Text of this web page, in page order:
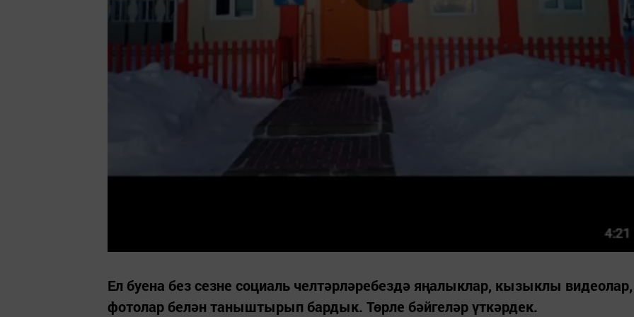
Ел буена без сезне социаль челтәрләребездә яңалыклар, кызыклы видеолар,
фотолар белән таныштырып бардык. Төрле бәйгеләр үткәрдек.